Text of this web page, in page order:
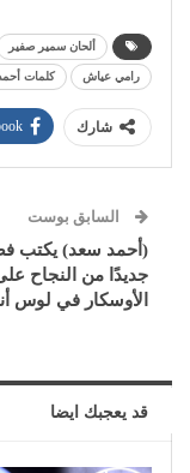
ألحان سمير صفير
رامي عياش كلمات
شارك
السابق بوست
(أحمد سعد) يكتب
جديدًا من النجاح
الأوسكار في لوس
قد يعجبك ايضا